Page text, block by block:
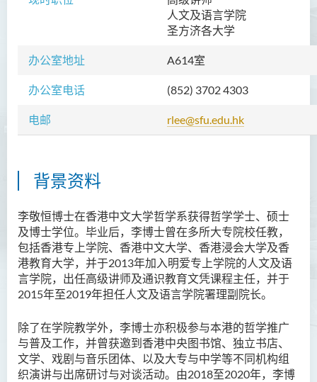
人文及语言学院
圣方济各大学
办公室地址 A614室
办公室电话 (852) 3702 4303
电邮 rlee@sfu.edu.hk
背景资料
李敬恒博士在香港中文大学哲学系获得哲学学士、硕士
及博士学位。毕业后，李博士曾在多所大专院校任教，
包括香港专上学院、香港中文大学、香港浸会大学及香
港教育大学，并于2013年加入明爱专上学院的人文及语
言学院，出任高级讲师及通识教育文凭课程主任，并于
2015年至2019年担任人文及语言学院署理副院长。
除了在学院教学外，李博士亦积极参与本港的哲学推广
与普及工作，并曾获邀到香港中央图书馆、独立书店、
文学、戏剧与音乐团体、以及大专与中学等不同机构组
织演讲与出席研讨与对谈活动。由2018至2020年，李博
教职员
陈善伟教授
黄炳蔚博士
胡耀东先生
官福然先生
蔡清衍先生
郭俊祺先生
袁展聪博士
李嘉瑶女士
刘学言先生